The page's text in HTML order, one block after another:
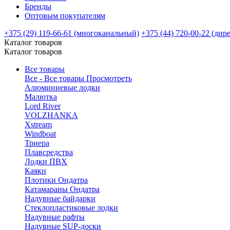
Бренды
Оптовым покупателям
+375 (29) 119-66-61 (многоканальный) +375 (44) 720-00-22
Каталог товаров
Каталог товаров
Все товары
Все - Все товары Просмотреть
Алюминиевые лодки
Малютка
Lord River
VOLZHANKA
Xstream
Windboat
Триера
Плавсредства
Лодки ПВХ
Каяки
Плотики Ондатра
Катамараны Ондатра
Надувные байдарки
Стеклопластиковые лодки
Надувные рафты
Надувные SUP-доски